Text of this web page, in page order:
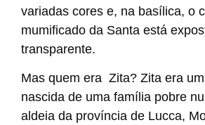
variadas cores e, na basílica, o
mumificado da Santa está
transparente.
Mas quem era Zita? Zita era
nascida de uma família pobre
aldeia da província de Lucca,